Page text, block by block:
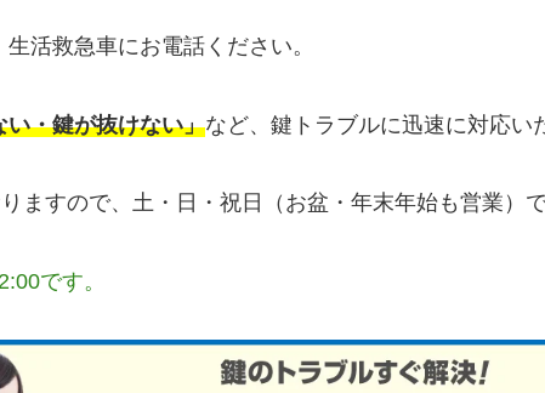
活救急車にお電話ください。
・鍵が抜けない」など、鍵トラブルに迅速に対応い
ますので、土・日・祝日（お盆・年末年始も営業）
です。